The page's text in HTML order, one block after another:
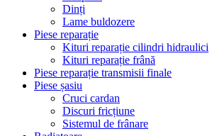
Dinți
Lame buldozere
Piese reparație
Kituri reparație cilindri hidraulici
Kituri reparație frână
Piese reparație transmisii finale
Piese șasiu
Cruci cardan
Discuri fricțiune
Sistemul de frânare